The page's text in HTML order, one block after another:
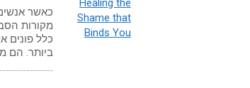
כאשר
מקורות
כלל פונים
ביותר. הם